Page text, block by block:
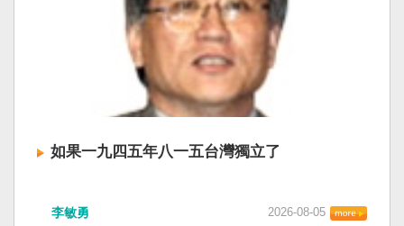
如果一九四五年八一五台灣獨立了
李敏勇 2026-08-05